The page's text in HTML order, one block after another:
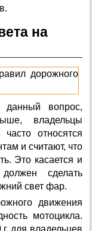
на
данный вопрос,
владельцы
относятся
и считают, что
Это касается и
сделать
свет фар.
движения
мотоцикла.
для владельцев